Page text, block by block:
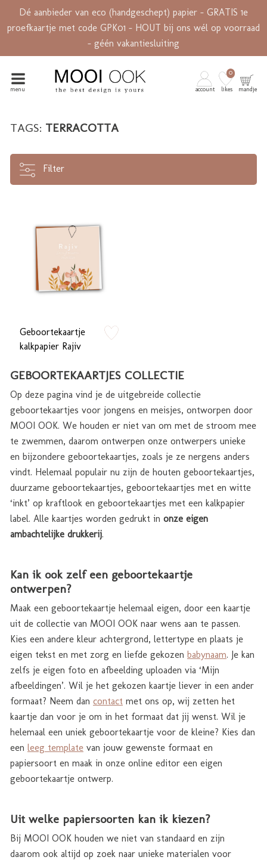
Dé aanbieder van eco (handgeschept) papier - GRATIS 1e
proefkaartje met code GPK01 - HOUT bij ons wél op voorraad
- géén vakantiesluiting
menu account likes
0
mandje
TAGS: TERRACOTTA
Filter
Geboortekaartje
kalkpapier Rajiv
GEBOORTEKAARTJES COLLECTIE
Op deze pagina vind je de uitgebreide collectie
geboortekaartjes voor jongens en meisjes, ontworpen door
MOOI OOK. We houden er niet van om met de stroom mee
te zwemmen, daarom ontwerpen onze ontwerpers unieke
en bijzondere geboortekaartjes, zoals je ze nergens anders
vindt. Helemaal populair nu zijn de houten geboortekaartjes,
duurzame geboortekaartjes, geboortekaartjes met en witte
‘inkt’ op kraftlook en geboortekaartjes met een kalkpapier
label. Alle kaartjes worden gedrukt in onze eigen
ambachtelijke drukkerij.
Kan ik ook zelf een geboortekaartje
ontwerpen?
Maak een geboortekaartje helemaal eigen, door een kaartje
uit de collectie van MOOI OOK naar wens aan te passen.
Kies een andere kleur achtergrond, lettertype en plaats je
eigen tekst en met zorg en liefde gekozen babynaam. Je kan
zelfs je eigen foto en afbeelding uploaden via ‘Mijn
afbeeldingen’. Wil je het gekozen kaartje liever in een ander
formaat? Neem dan contact met ons op, wij zetten het
kaartje dan voor je om in het formaat dat jij wenst. Wil je
helemaal een uniek geboortekaartje voor de kleine? Kies dan
een leeg template van jouw gewenste formaat en
papiersoort en maak in onze online editor een eigen
geboortekaartje ontwerp.
Uit welke papiersoorten kan ik kiezen?
Bij MOOI OOK houden we niet van standaard en zijn
daarom ook altijd op zoek naar unieke materialen voor